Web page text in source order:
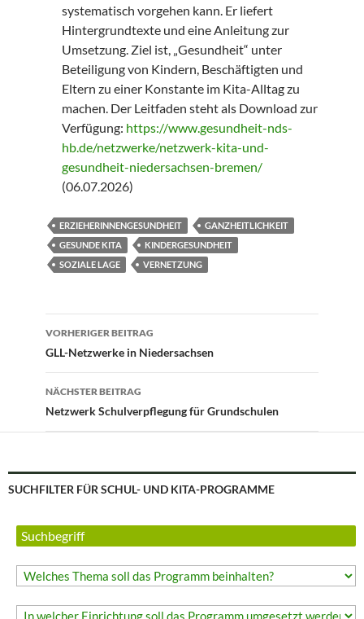
systematisch vorgehen kann. Er liefert
Hintergrundtexte und eine Anleitung zur
Umsetzung. Ziel ist, „Gesundheit“ unter
Beteiligung von Kindern, Beschäftigten und
Eltern zu einer Konstante im Kita-Alltag zu
machen. Der Leitfaden steht als Download zur
Verfügung: https://www.gesundheit-nds-
hb.de/netzwerke/netzwerk-kita-und-
gesundheit-niedersachsen-bremen/
(06.07.2026)
ERZIEHERINNENGESUNDHEIT
GANZHEITLICHKEIT
GESUNDE KITA
KINDERGESUNDHEIT
SOZIALE LAGE
VERNETZUNG
Beitragsnavigation
VORHERIGER BEITRAG
GLL-Netzwerke in Niedersachsen
NÄCHSTER BEITRAG
Netzwerk Schulverpflegung für Grundschulen
SUCHFILTER FÜR SCHUL- UND KITA-PROGRAMME